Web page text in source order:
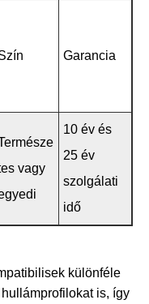
Garancia
vagy
10 év és
25 év
szolgálati
idő
különféle
is, így